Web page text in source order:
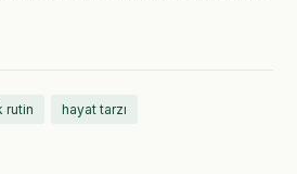
rutin hayat tarzı